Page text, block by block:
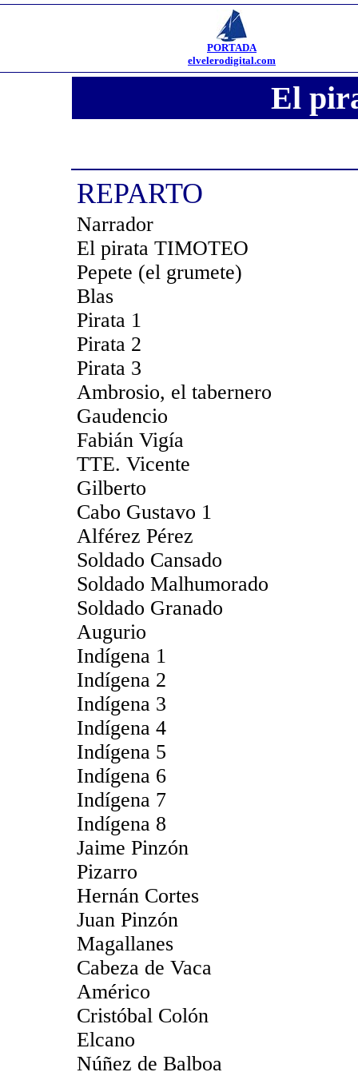
PORTADA
elvelerodigital.com
El
REPARTO
Narrador
El pirata TIMOTEO
Pepete (el grumete)
Blas
Pirata 1
Pirata 2
Pirata 3
Ambrosio, el tabernero
Gaudencio
Fabián Vigía
TTE. Vicente
Gilberto
Cabo Gustavo 1
Alférez Pérez
Soldado Cansado
Soldado Malhumorado
Soldado Granado
Augurio
Indígena 1
Indígena 2
Indígena 3
Indígena 4
Indígena 5
Indígena 6
Indígena 7
Indígena 8
Jaime Pinzón
Pizarro
Hernán Cortes
Juan Pinzón
Magallanes
Cabeza de Vaca
Américo
Cristóbal Colón
Elcano
Núñez de Balboa